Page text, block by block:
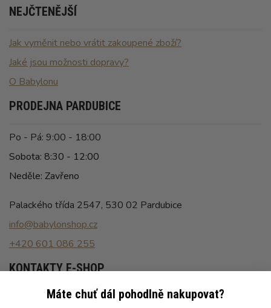
NEJČTENĚJŠÍ
Jak vyměnit nebo vrátit zakoupené zboží?
Jaké jsou možnosti dopravy?
O Babylonu
PRODEJNA PARDUBICE
Po - Pá: 9:00 - 18:00
Sobota: 8:30 - 12:00
Neděle: Zavřeno
Palackého třída 2547, 530 02 Pardubice
info@babylonshop.cz
+420 601 086 255
KONTAKTY E-SHOP
Po - Pá: 8:00 - 16:30
Máte chuť dál pohodlně nakupovat?